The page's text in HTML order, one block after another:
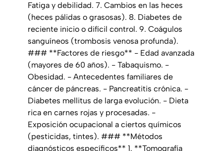
Fatiga y debilidad. 7. Cambios en las heces
(heces pálidas o grasosas). 8. Diabetes de
reciente inicio o difícil control. 9. Coágulos
sanguíneos (trombosis venosa profunda).
### **Factores de riesgo** - Edad avanzada
(mayores de 60 años). - Tabaquismo. -
Obesidad. - Antecedentes familiares de
cáncer de páncreas. - Pancreatitis crónica. -
Diabetes mellitus de larga evolución. - Dieta
rica en carnes rojas y procesadas. -
Exposición ocupacional a ciertos químicos
(pesticidas, tintes). ### **Métodos
diagnósticos específicos** 1. **Tomografía